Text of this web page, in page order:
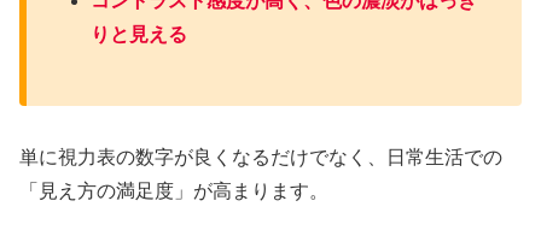
りと見える
単に視力表の数字が良くなるだけでなく、日常生活での
「見え方の満足度」が高まります。